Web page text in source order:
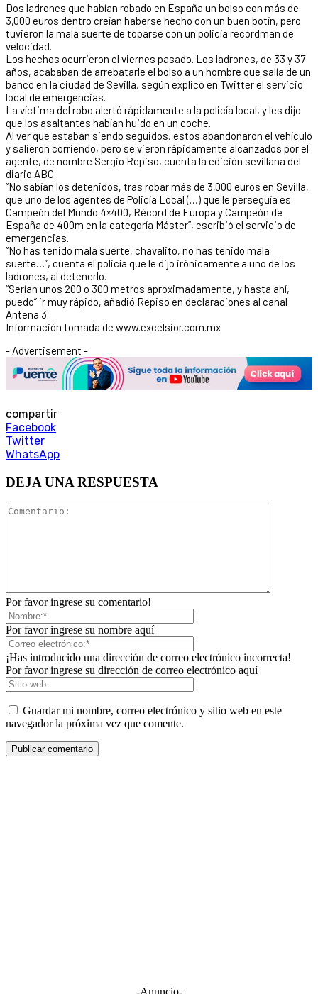
Dos ladrones que habían robado en España un bolso con más de
3,000 euros dentro creían haberse hecho con un buen botín, pero
tuvieron la mala suerte de toparse con un policía recordman de
velocidad.
Los hechos ocurrieron el viernes pasado. Los ladrones, de 33 y 37
años, acababan de arrebatarle el bolso a un hombre que salía de un
banco en la ciudad de Sevilla, según explicó en Twitter el servicio
local de emergencias.
La víctima del robo alertó rápidamente a la policía local, y les dijo
que los asaltantes habían huido en un coche.
Al ver que estaban siendo seguidos, estos abandonaron el vehículo
y salieron corriendo, pero se vieron rápidamente alcanzados por el
agente, de nombre Sergio Repiso, cuenta la edición sevillana del
diario ABC.
“No sabían los detenidos, tras robar más de 3,000 euros en Sevilla,
que uno de los agentes de Policía Local (…) que le perseguía es
Campeón del Mundo 4×400, Récord de Europa y Campeón de
España de 400m en la categoría Máster”, escribió el servicio de
emergencias.
“No has tenido mala suerte, chavalito, no has tenido mala
suerte…”, cuenta el policía que le dijo irónicamente a uno de los
ladrones, al detenerlo.
“Serían unos 200 o 300 metros aproximadamente, y hasta ahí,
puedo” ir muy rápido, añadió Repiso en declaraciones al canal
Antena 3.
Información tomada de www.excelsior.com.mx
- Advertisement -
compartir
Facebook
Twitter
WhatsApp
DEJA UNA RESPUESTA
Por favor ingrese su comentario!
Por favor ingrese su nombre aquí
¡Has introducido una dirección de correo electrónico incorrecta!
Por favor ingrese su dirección de correo electrónico aquí
Guardar mi nombre, correo electrónico y sitio web en este
navegador la próxima vez que comente.
-Anuncio-